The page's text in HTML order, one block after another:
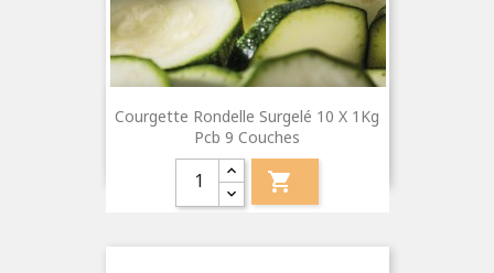
Courgette Rondelle Surgelé 10 X 1Kg
Pcb 9 Couches
